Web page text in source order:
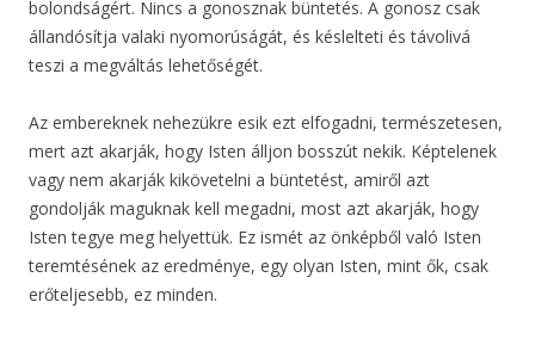
bolondságért. Nincs a gonosznak büntetés. A gonosz csak
állandósítja valaki nyomorúságát, és késlelteti és távolivá
teszi a megváltás lehetőségét.
Az embereknek nehezükre esik ezt elfogadni, természetesen,
mert azt akarják, hogy Isten álljon bosszút nekik. Képtelenek
vagy nem akarják kikövetelni a büntetést, amiről azt
gondolják maguknak kell megadni, most azt akarják, hogy
Isten tegye meg helyettük. Ez ismét az önképből való Isten
teremtésének az eredménye, egy olyan Isten, mint ők, csak
erőteljesebb, ez minden.